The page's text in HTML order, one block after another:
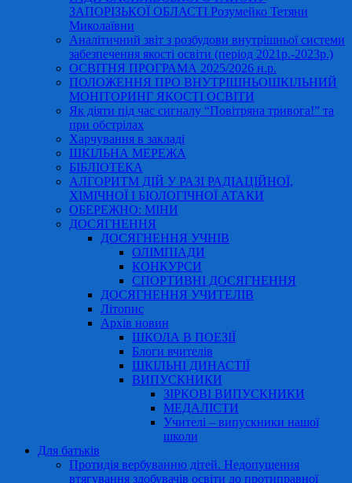
ЗАПОРІЗЬКОЇ ОБЛАСТІ Розумейко Тетяни
Миколаївни
Аналітичний звіт з розбудови внутрішньої системи
забезпечення якості освіти (період 2021р.-2023р.)
ОСВІТНЯ ПРОГРАМА 2025/2026 н.р.
ПОЛОЖЕННЯ ПРО ВНУТРІШНЬОШКІЛЬНИЙ
МОНІТОРИНГ ЯКОСТІ ОСВІТИ
Як діяти під час сигналу “Повітряна тривога!” та
при обстрілах
Харчування в закладі
ШКІЛЬНА МЕРЕЖА
БІБЛІОТЕКА
АЛГОРИТМ ДІЙ У РАЗІ РАДІАЦІЙНОЇ,
ХІМІЧНОЇ І БІОЛОГІЧНОЇ АТАКИ
ОБЕРЕЖНО: МІНИ
ДОСЯГНЕННЯ
ДОСЯГНЕННЯ УЧНІВ
ОЛІМПІАДИ
КОНКУРСИ
СПОРТИВНІ ДОСЯГНЕННЯ
ДОСЯГНЕННЯ УЧИТЕЛІВ
Літопис
Архів новин
ШКОЛА В ПОЕЗІЇ
Блоги вчителів
ШКІЛЬНІ ДИНАСТІЇ
ВИПУСКНИКИ
ЗІРКОВІ ВИПУСКНИКИ
МЕДАЛІСТИ
Учителі – випускники нашої
школи
Для батьків
Протидія вербуванню дітей. Недопущення
втягування здобувачів освіти до протиправної